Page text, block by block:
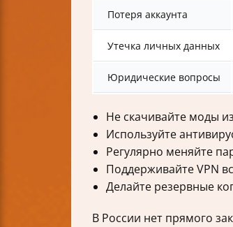
Потеря аккаунта
Утечка личных данных
Юридические вопросы
Не скачивайте моды
Используйте
Регулярно меняйте
Поддерживайте VPN
Делайте резервные
В России нет прямого